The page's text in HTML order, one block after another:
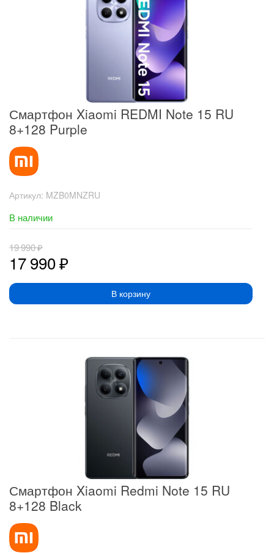
Смартфон Xiaomi REDMI Note 15 RU
8+128 Purple
Артикул: MZB0MNZRU
В наличии
17 990₽
19 990₽
В корзину
Смартфон Xiaomi Redmi Note 15 RU
8+128 Black